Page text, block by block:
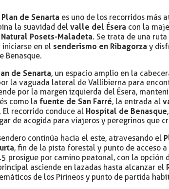
Plan de Senarta es uno de los recorridos más
la suavidad delvalle del Ésera con la
Posets-Maladeta. Se trata de una
iniciarse en el senderismo en Ribagorza y
Benasque.
de Senarta, un espacio amplio en la
la vaguada lateral de Vallibierna para
por la margen izquierda del Ésera,
como lafuente de San Farré, la entrada al
El recorrido conduce al Hospital de Benasque
de acogida para viajeros y peregrinos que
continúa hacia el este, atravesando el
, fin de la pista forestal y punto de acceso
prosigue por camino peatonal, con la opción
asciende en lazadas hasta alcanzar el
de los Pirineos y punto de partida